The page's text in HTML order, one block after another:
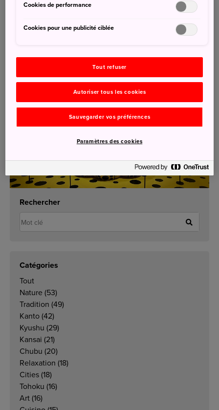
Depuis Shinjuku : 2,5 heures en train
Accès au musée d'art : 15 min à pied de la gare de
Plus d'informations :https://visitmatsumoto.com/en/
Rechercher
Catégories
Tout
Nature (53)
Tradition (49)
Kanto (42)
Kyushu (29)
Kansai (21)
Chubu (20)
Relaxation (18)
Cities (18)
Tohoku (16)
Art (16)
Cookies de performance
Cookies pour une publicité ciblée
Tout refuser
Autoriser tous les cookies
Sauvegarder vos préférences
Paramètres des cookies